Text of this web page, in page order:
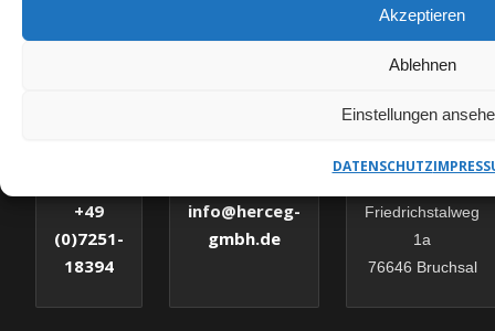
Akzeptieren
Ablehnen
Einstellungen
DATENSCHUTZ
ANSPRECHPARTNER
+49
(0)7251-
18394
info@herceg-
gmbh.de
ADRESSE
Friedrichstalweg
1a
76646 Bruchsal